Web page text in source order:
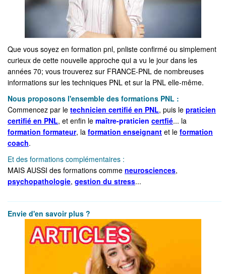
Que vous soyez en formation pnl, pnliste confirmé ou simplement
curieux de cette nouvelle approche qui a vu le jour dans les
années 70; vous trouverez sur FRANCE-PNL de nombreuses
informations sur les techniques PNL et sur la PNL elle-même.
Nous proposons l'ensemble des formations PNL :
Commencez par le technicien certifié en PNL, puis le praticien
certifié en PNL, et enfin le maître-praticien certfié... la
formation formateur, la formation enseignant et le formation
coach.
Et des formations complémentaires :
MAIS AUSSI des formations comme neurosciences,
psychopathologie, gestion du stress...
Envie d'en savoir plus ?